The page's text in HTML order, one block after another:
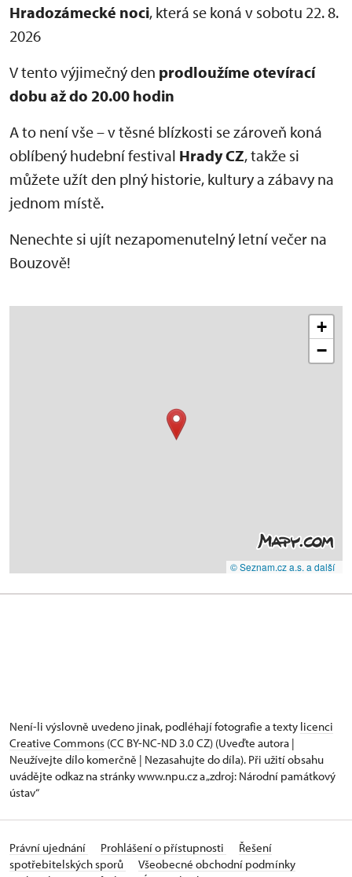
Hradozámecké noci, která se koná v sobotu 22. 8.
2026
V tento výjimečný den prodloužíme otevírací
dobu až do 20.00 hodin
A to není vše – v těsné blízkosti se zároveň koná
oblíbený hudební festival Hrady CZ, takže si
můžete užít den plný historie, kultury a zábavy na
jednom místě.
Nenechte si ujít nezapomenutelný letní večer na
Bouzově!
+
−
© Seznam.cz a.s. a další
Není-li výslovně uvedeno jinak, podléhají fotografie a texty licenci
Creative Commons (CC BY-NC-ND 3.0 CZ) (Uveďte autora |
Neužívejte dílo komerčně | Nezasahujte do díla). Při užití obsahu
uvádějte odkaz na stránky www.npu.cz a „zdroj: Národní památkový
ústav“
Právní ujednání Prohlášení o přístupnosti
Řešení
spotřebitelských sporů
Všeobecné obchodní podmínky